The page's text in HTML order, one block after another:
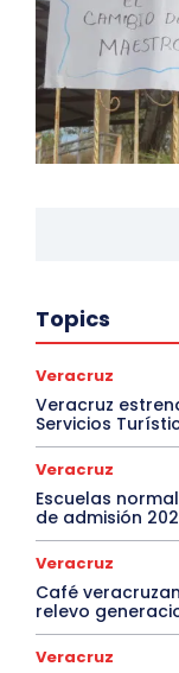
Topics
Veracruz
Veracruz
Servicios
Veracruz
Escuelas
de admisión
Veracruz
Café
relevo
Veracruz